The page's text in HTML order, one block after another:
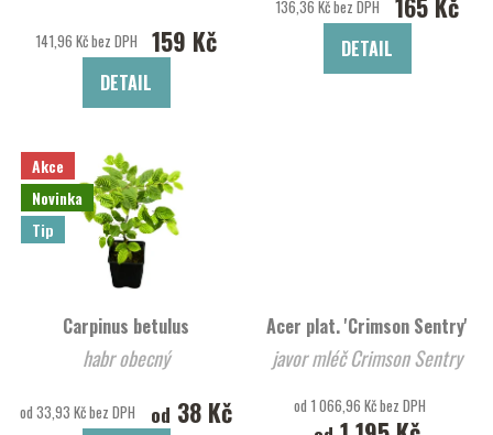
141,96 Kč bez DPH 159 Kč
DETAIL
136,36 Kč bez DPH
DETAIL
Akce
Novinka
Tip
Carpinus betulus
habr obecný
od 33,93 Kč bez DPH od 38 Kč
Acer plat. 'Crimson Sentry'
javor mléč Crimson Sentry
od 1 066,96 Kč bez DPH